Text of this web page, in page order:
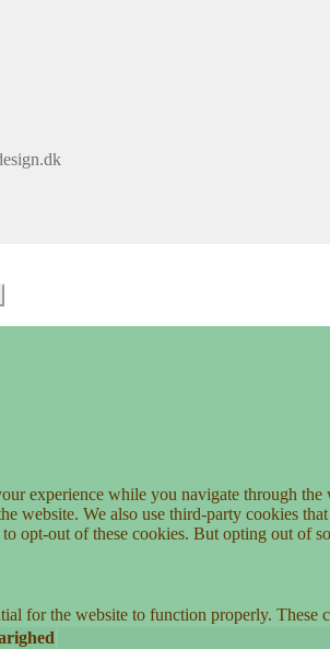
experience while you navigate through
website. We also use third-party cookies
opt-out of these cookies. But opting out of
for the website to function properly.